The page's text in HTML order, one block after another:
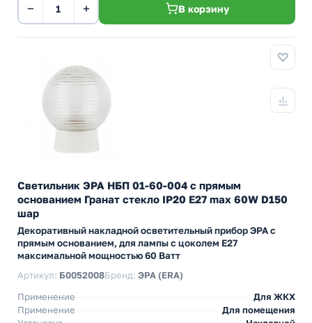
− + В корзину
Светильник ЭРА НБП 01-60-004 с прямым
основанием Гранат стекло IP20 E27 max 60W D150
шар
Декоративный накладной осветительный прибор ЭРА с
прямым основанием, для лампы с цоколем E27
максимальной мощностью 60 Ватт
Артикул: Б0052008Бренд: ЭРА (ERA)
Применение
Для ЖКХ
Применение
Для помещения